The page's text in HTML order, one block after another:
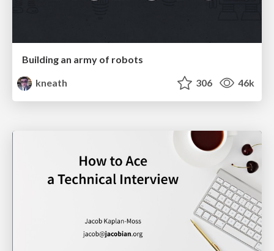
Building an army of robots
kneath
306 46k